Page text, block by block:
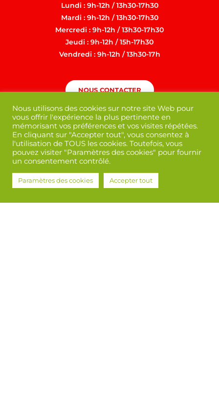
Lundi : 9h-12h / 13h30-17h30
Mardi : 9h-12h / 13h30-17h30
Mercredi : 9h-12h / 13h30-17h30
Jeudi : 9h-12h / 15h-17h30
Vendredi : 9h-12h / 13h30-17h
NOUS CONTACTER
Mentions légales/
Politique de confidentialité
Nous utilisons des cookies sur notre site Web pour
vous offrir l'expérience la plus pertinente en
mémorisant vos préférences et vos visites répétées.
En cliquant sur "Accepter tout", vous consentez à
l'utilisation de TOUS les cookies. Toutefois, vous
pouvez visiter "Paramètres des cookies" pour fournir
un consentement contrôlé.
Paramètres des cookies Accepter tout